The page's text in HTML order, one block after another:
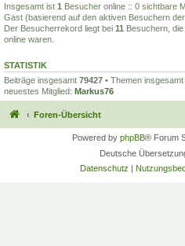
Insgesamt ist 1 Besucher online :: 0 sichtbare
Gast (basierend auf den aktiven Besuchern
Der Besucherrekord liegt bei 11 Besuchern,
online waren.
STATISTIK
Beiträge insgesamt 79427 • Themen insgesamt
neuestes Mitglied: Markus76
Foren-Übersicht
Powered by phpBB® Forum
Deutsche
Datenschutz |